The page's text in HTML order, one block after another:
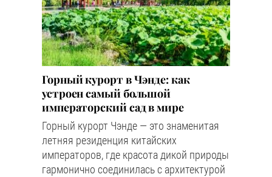
Горный курорт в Чэнде: как
устроен самый большой
императорский сад в мире
Горный курорт Чэнде — это знаменитая
летняя резиденция китайских
императоров, где красота дикой природы
гармонично соединилась с архитектурой